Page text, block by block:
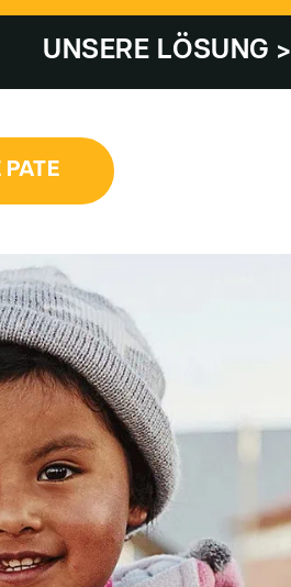
UNSERE LÖSUNG >
PATE